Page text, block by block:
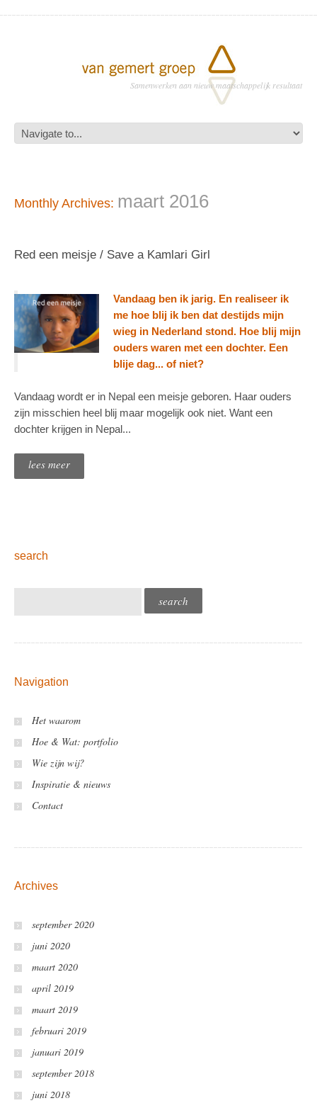
Samenwerken aan nieuw maatschappelijk resultaat
Monthly Archives: maart 2016
Red een meisje / Save a Kamlari Girl
Vandaag ben ik jarig. En realiseer ik
me hoe blij ik ben dat destijds mijn
wieg in Nederland stond. Hoe blij mijn
ouders waren met een dochter. Een
blije dag... of niet?
Vandaag wordt er in Nepal een meisje geboren. Haar ouders
zijn misschien heel blij maar mogelijk ook niet. Want een
dochter krijgen in Nepal...
lees meer
search
Navigation
Het waarom
Hoe & Wat: portfolio
Wie zijn wij?
Inspiratie & nieuws
Contact
Archives
september 2020
juni 2020
maart 2020
april 2019
maart 2019
februari 2019
januari 2019
september 2018
juni 2018